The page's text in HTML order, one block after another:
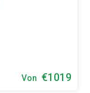
Von €1019